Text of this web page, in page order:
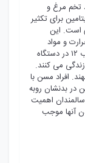
تخم مرغ و
هستند. این ویتامین برای تکثیر
است. این
و مواد
اسیدی و قلیایی را ندارد. باکتری های تولید کننده ب ۱۲ در دستگاه
می کنند.
۱۲ با مشکل مواجهند. افراد مسن با
در بدنشان روبه
اهمیت
آنها موجب